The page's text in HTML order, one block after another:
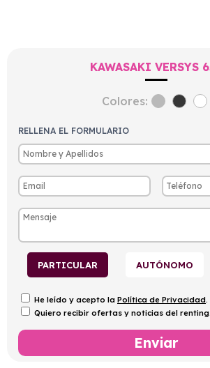
KAWASAKI VERSYS
Colores:
RELLENA EL FORMULARIO
PARTICULAR AUTÓNOMO
He leído y acepto la Política de Privacidad.
Quiero recibir ofertas y noticias del renting.